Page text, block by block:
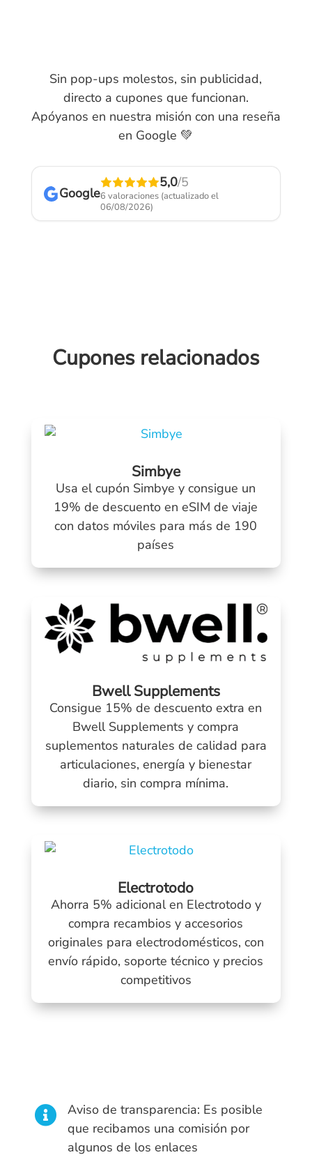
Sin pop-ups molestos, sin publicidad,
directo a cupones que funcionan.
Apóyanos en nuestra misión con una reseña
en Google 💚
Google
5,0/5
6 valoraciones (actualizado el
06/08/2026)
Cupones relacionados
Simbye
Usa el cupón Simbye y consigue un
19% de descuento en eSIM de viaje
con datos móviles para más de 190
países
Bwell Supplements
Consigue 15% de descuento extra en
Bwell Supplements y compra
suplementos naturales de calidad para
articulaciones, energía y bienestar
diario, sin compra mínima.
Electrotodo
Ahorra 5% adicional en Electrotodo y
compra recambios y accesorios
originales para electrodomésticos, con
envío rápido, soporte técnico y precios
competitivos

Aviso de transparencia: Es posible
que recibamos una comisión por
algunos de los enlaces